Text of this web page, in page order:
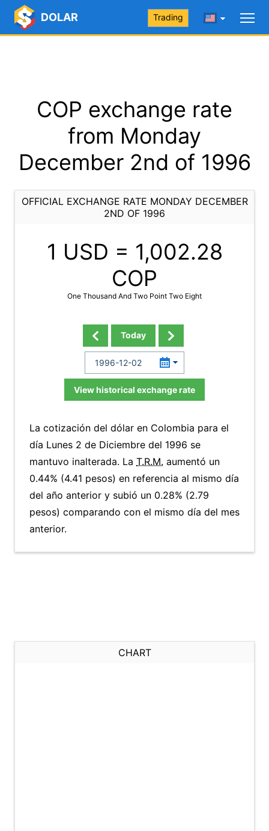
DOLAR Trading
COP exchange rate
from Monday
December 2nd of 1996
OFFICIAL EXCHANGE RATE MONDAY DECEMBER
2ND OF 1996
1 USD = 1,002.28
COP
One Thousand And Two Point Two Eight
Today
View historical exchange rate
La cotización del dólar en Colombia para el
día Lunes 2 de Diciembre del 1996 se
mantuvo inalterada. La T.R.M. aumentó un
0.44% (4.41 pesos) en referencia al mismo día
del año anterior y subió un 0.28% (2.79
pesos) comparando con el mismo día del mes
anterior.
CHART